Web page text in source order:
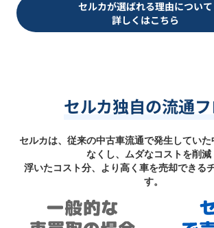
セルカが選ばれる理由について
詳しくはこちら
セルカ独自の流通
セルカは、従来の中古車流通で発生してい
なくし、ムダなコストを削減
浮いたコスト分、より高く車を売却できる
す。